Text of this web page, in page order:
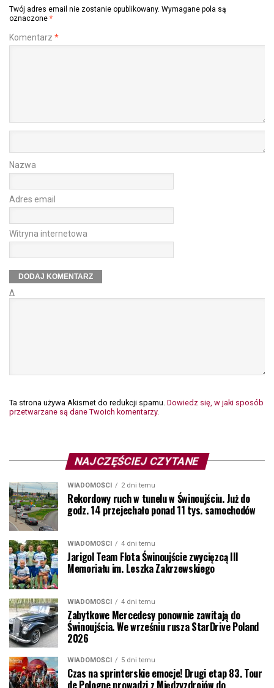
Twój adres email nie zostanie opublikowany. Wymagane pola są
oznaczone *
Komentarz *
Nazwa
Adres email
Witryna internetowa
Δ
Ta strona używa Akismet do redukcji spamu. Dowiedz się, w jaki sposób
przetwarzane są dane Twoich komentarzy.
NAJCZĘŚCIEJ CZYTANE
WIADOMOŚCI 2 dni temu
Rekordowy ruch w tunelu w Świnoujściu. Już do
godz. 14 przejechało ponad 11 tys. samochodów
WIADOMOŚCI 4 dni temu
Jarigol Team Flota Świnoujście zwycięzcą III
Memoriału im. Leszka Zakrzewskiego
WIADOMOŚCI 4 dni temu
Zabytkowe Mercedesy ponownie zawitają do
Świnoujścia. We wrześniu rusza StarDrive Poland
2026
WIADOMOŚCI 5 dni temu
Czas na sprinterskie emocje! Drugi etap 83. Tour
de Pologne prowadzi z Międzyzdrojów do